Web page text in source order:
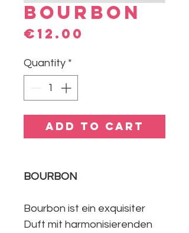
BOURBON
€12.00
Quantity *
Add to Cart
BOURBON
Bourbon ist ein exquisiter
Duft mit harmonisierenden